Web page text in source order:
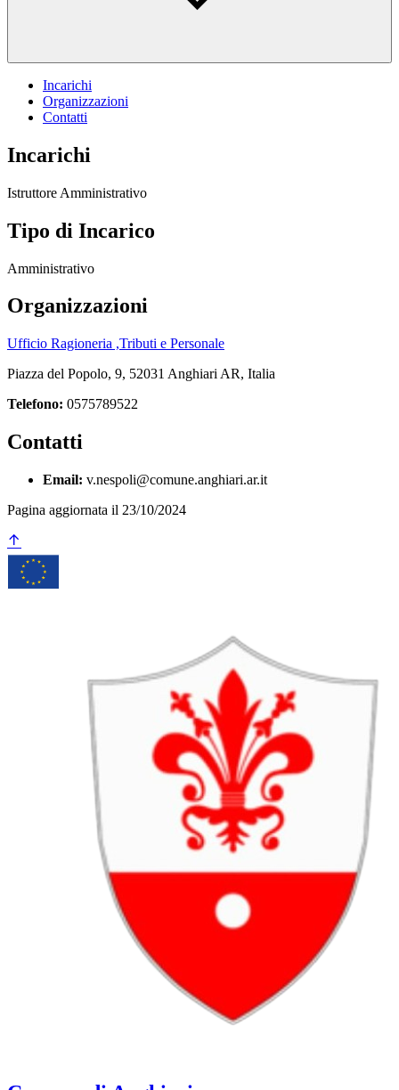
Incarichi
Organizzazioni
Contatti
Incarichi
Istruttore Amministrativo
Tipo di Incarico
Amministrativo
Organizzazioni
Ufficio Ragioneria ,Tributi e Personale
Piazza del Popolo, 9, 52031 Anghiari AR, Italia
Telefono: 0575789522
Contatti
Email: v.nespoli@comune.anghiari.ar.it
Pagina aggiornata il 23/10/2024